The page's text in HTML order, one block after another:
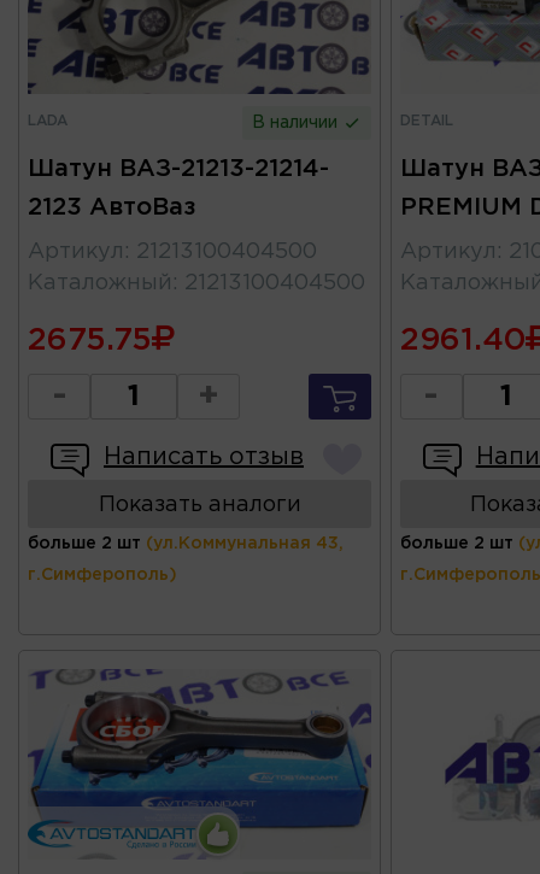
LADA В наличии
Шатун ВАЗ-21213-21214-
2123 АвтоВаз
Артикул : 21213100404500
Каталожный : 21213100404500
2675.75
- +
Написать отзыв
Показать аналоги
больше 2 шт (ул.Коммунальная 43,
г.Симферополь)
DETAIL
Шатун
PREMIUM
Артикул :
2961.40
-
больше 2 шт